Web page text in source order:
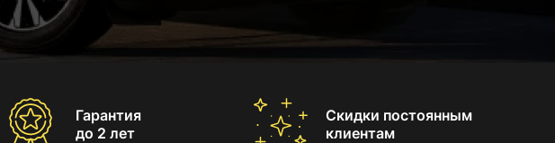
Гарантия
до 2 лет
Скидки постоянным
клиентам